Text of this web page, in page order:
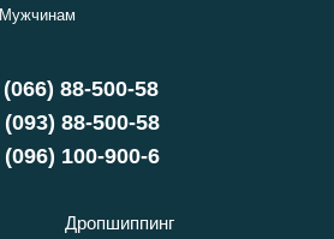
(066) 88-500-58
(093) 88-500-58
(096) 100-900-6
Дропшиппинг
Мужчинам